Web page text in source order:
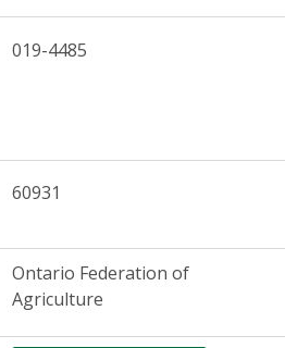
019-4485
60931
Ontario Federation of
Agriculture